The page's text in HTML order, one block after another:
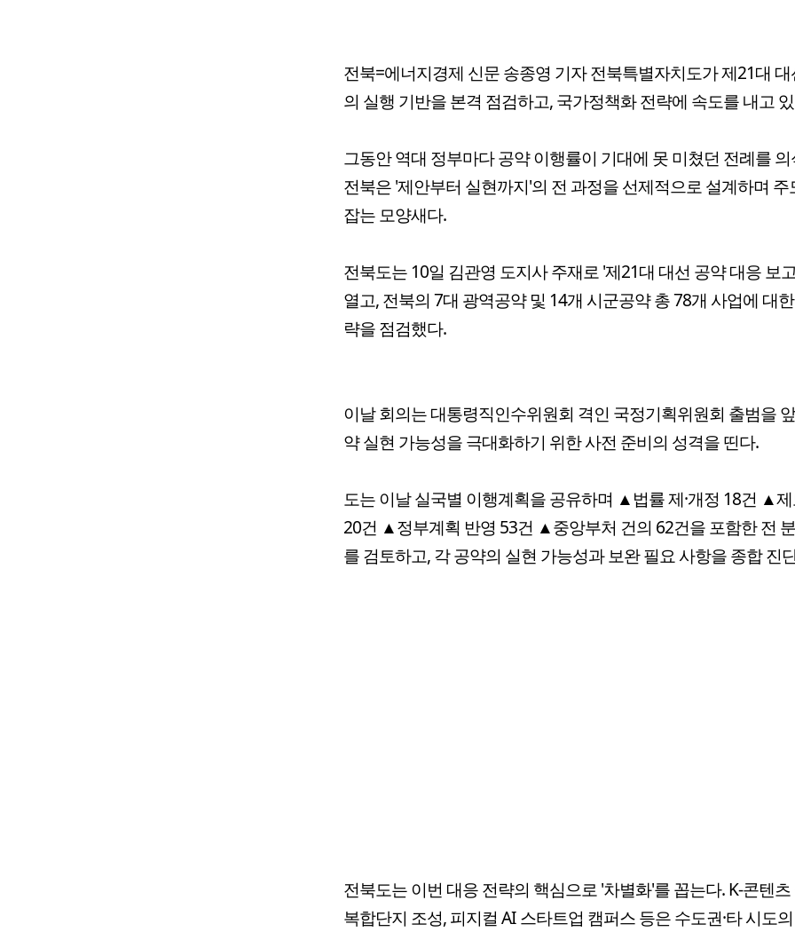
전북=에너지경제 신문 송종영 기자 전북특별자치도가 제21대
의 실행 기반을 본격 점검하고, 국가정책화 전략에 속도를 내고
그동안 역대 정부마다 공약 이행률이 기대에 못 미쳤던 전례를
전북은 '제안부터 실현까지'의 전 과정을 선제적으로 설계하며 주
잡는 모양새다.
전북도는 10일 김관영 도지사 주재로 '제21대 대선 공약 대응 보
열고, 전북의 7대 광역공약 및 14개 시군공약 총 78개 사업에 대
략을 점검했다.
이날 회의는 대통령직인수위원회 격인 국정기획위원회 출범을
약 실현 가능성을 극대화하기 위한 사전 준비의 성격을 띤다.
도는 이날 실국별 이행계획을 공유하며 ▲법률 제·개정 18건 ▲
20건 ▲정부계획 반영 53건 ▲중앙부처 건의 62건을 포함한 전
를 검토하고, 각 공약의 실현 가능성과 보완 필요 사항을 종합 진
전북도는 이번 대응 전략의 핵심으로 '차별화'를 꼽는다. K-콘텐츠
복합단지 조성, 피지컬 AI 스타트업 캠퍼스 등은 수도권·타 시도